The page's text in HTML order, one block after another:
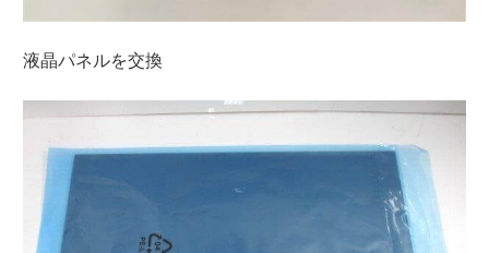
液晶パネルを交換